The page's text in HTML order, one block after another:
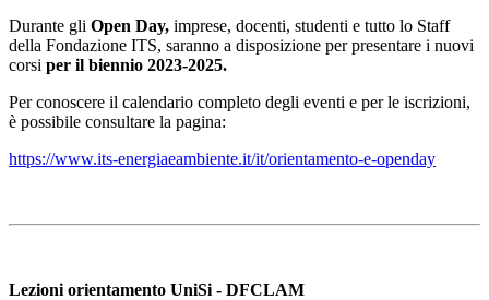
Durante gli Open Day, imprese, docenti, studenti e tutto lo Staff
della Fondazione ITS, saranno a disposizione per presentare i nuovi
corsi per il biennio 2023-2025.
Per conoscere il calendario completo degli eventi e per le iscrizioni,
è possibile consultare la pagina:
https://www.its-energiaeambiente.it/it/orientamento-e-openday
Lezioni orientamento UniSi - DFCLAM